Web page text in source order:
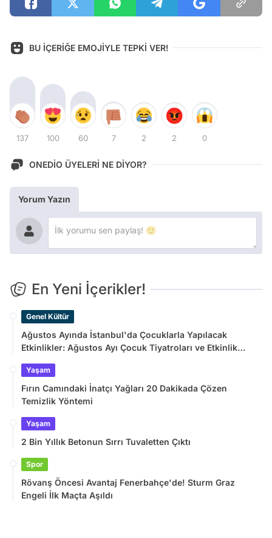
BU İÇERİĞE EMOJİYLE TEPKİ VER!
137 100 60 7 2 2 0
ONEDİO ÜYELERİ NE DİYOR?
Yorum Yazın
En Yeni İçerikler!
Genel Kültür
Ağustos Ayında İstanbul'da Çocuklarla Yapılacak
Etkinlikler: Ağustos Ayı Çocuk Tiyatroları ve Etkinlik
Yaşam
Fırın Camındaki İnatçı Yağları 20 Dakikada Çözen
Temizlik Yöntemi
Yaşam
2 Bin Yıllık Betonun Sırrı Tuvaletten Çıktı
Spor
Rövanş Öncesi Avantaj Fenerbahçe'de! Sturm Graz
Engeli İlk Maçta Aşıldı